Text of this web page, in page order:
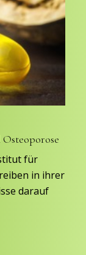
für
in ihrer
darauf